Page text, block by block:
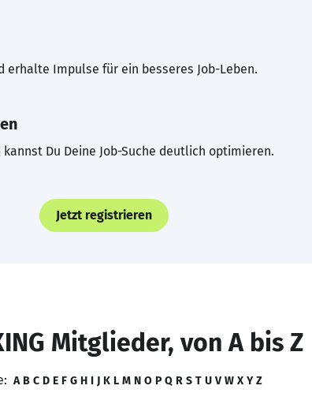
erhalte Impulse für ein besseres Job-Leben.
Du Deine Job-Suche deutlich optimieren.
Jetzt registrieren
Mitglieder, von A bis Z
A B C D E F G H I J K L M N O P Q R S T U V W X Y Z